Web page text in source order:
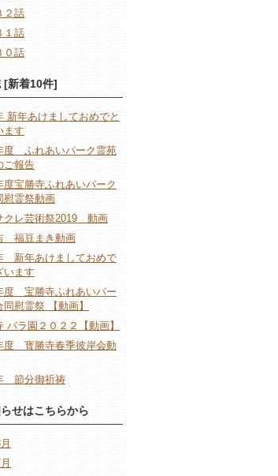
２話
１話
０話
[新着10件]
新年あけましておめでと
ます
度 ふれあいパーク霊苑
ご報告
度宝勝寺ふれあいパーク
慰霊祭動画
クレ芸術祭2019 動画
福豆まき動画
新年あけましておめで
います
度 宝勝寺ふれあいパー
同慰霊祭 【動画】
バラ園２０２２【動画】
度 寳勝寺春季彼岸会動
節分御祈祷
せはこちらから